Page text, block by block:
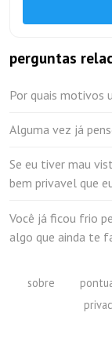
perguntas
Por quais motivos
Alguma vez já
Se eu tiver mau
bem privavel que
Você já ficou frio
algo que ainda te
sobre